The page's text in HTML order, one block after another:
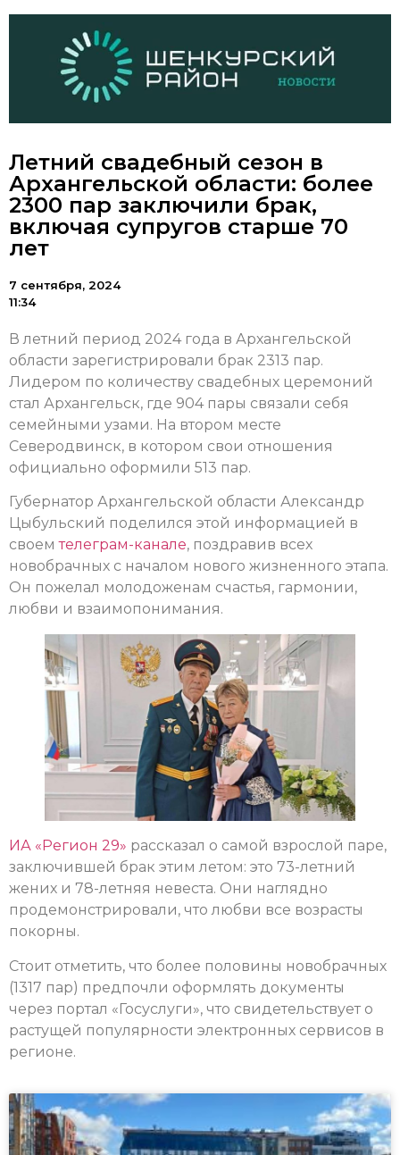
Летний свадебный сезон в
Архангельской области: более
2300 пар заключили брак,
включая супругов старше 70
лет
7 сентября, 2024
11:34
В летний период 2024 года в Архангельской
области зарегистрировали брак 2313 пар.
Лидером по количеству свадебных церемоний
стал Архангельск, где 904 пары связали себя
семейными узами. На втором месте
Северодвинск, в котором свои отношения
официально оформили 513 пар.
Губернатор Архангельской области Александр
Цыбульский поделился этой информацией в
своемтелеграм-канале, поздравив всех
новобрачных с началом нового жизненного этапа.
Он пожелал молодоженам счастья, гармонии,
любви и взаимопонимания.
ИА «Регион 29» рассказал о самой взрослой паре,
заключившей брак этим летом: это 73-летний
жених и 78-летняя невеста. Они наглядно
продемонстрировали, что любви все возрасты
покорны.
Стоит отметить, что более половины новобрачных
(1317 пар) предпочли оформлять документы
через портал «Госуслуги», что свидетельствует о
растущей популярности электронных сервисов в
регионе.